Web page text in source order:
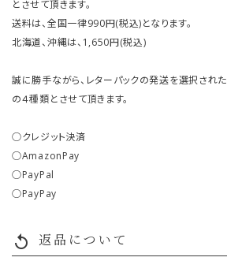
とさせて頂きます。
送料は、全国一律990円(税込)となります。
北海道、沖縄は、1,650円(税込)
誠に勝手ながら、レターパックの発送を選択され
の４種類とさせて頂きます。
○クレジット決済
○AmazonPay
○PayPal
○PayPay
replay 返品について